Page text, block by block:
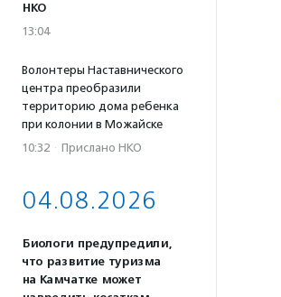
НКО
13:04
Волонтеры Наставнического
центра преобразили
территорию дома ребенка
при колонии в Можайске
10:32 · Прислано НКО
04.08.2026
Биологи предупредили,
что развитие туризма
на Камчатке может